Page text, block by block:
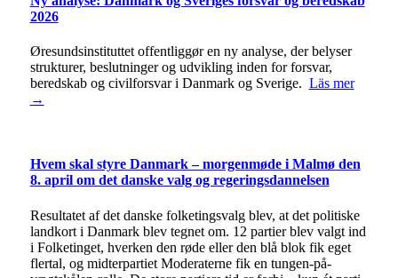
2026
Øresundsinstituttet offentliggør en ny analyse, der belyser
strukturer, beslutninger og udvikling inden for forsvar,
beredskab og civilforsvar i Danmark og Sverige. Läs mer
→
Hvem skal styre Danmark – morgenmøde i Malmø den
8. april om det danske valg og regeringsdannelsen
Resultatet af det danske folketingsvalg blev, at det politiske
landkort i Danmark blev tegnet om. 12 partier blev valgt ind
i Folketinget, hverken den røde eller den blå blok fik eget
flertal, og midterpartiet Moderaterne fik en tungen-på-